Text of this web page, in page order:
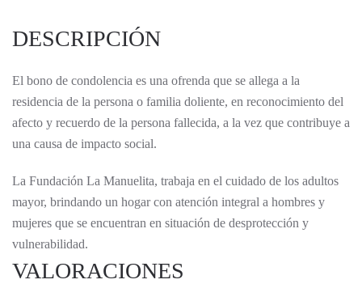
DESCRIPCIÓN
El bono de condolencia es una ofrenda que se allega a la
residencia de la persona o familia doliente, en reconocimiento del
afecto y recuerdo de la persona fallecida, a la vez que contribuye a
una causa de impacto social.
La Fundación La Manuelita, trabaja en el cuidado de los adultos
mayor, brindando un hogar con atención integral a hombres y
mujeres que se encuentran en situación de desprotección y
vulnerabilidad.
VALORACIONES